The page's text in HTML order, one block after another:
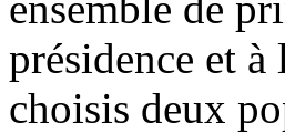
présidence et
choisis deux